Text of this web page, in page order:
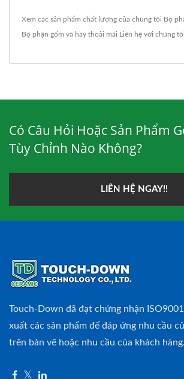
Xem các sản phẩm chất lượng của chúng tôi Bộ
Bộ phận gốm và hãy thoải mái Liên hệ với chúng tôi
Có Câu Hỏi Hoặc Sản Phẩm
Tùy Chỉnh Nào Không?
LIÊN HỆ NGAY!!
Touch-Down đã đạt chứng nhận
xuất các sản phẩm để đáp ứng nhu cầu
trên bản vẽ hoặc nhu cầu của khách hàng.